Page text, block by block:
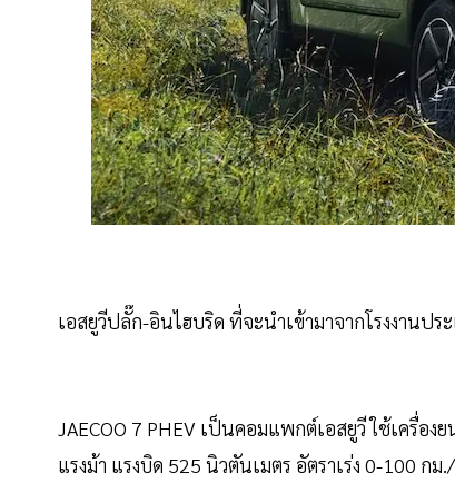
เอสยูวีปลั๊ก-อินไฮบริด ที่จะนำเข้ามาจากโรงงานป
JAECOO 7 PHEV เป็นคอมแพกต์เอสยูวี ใช้เครื่อ
แรงม้า แรงบิด 525 นิวตันเมตร อัตราเร่ง 0-100 ก